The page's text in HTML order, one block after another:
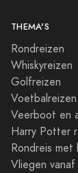
THEMA'S
Rondreizen
Whiskyreizen
Golfreizen
Voetbalreizen
Veerboot en
Harry Potter
Rondreis met
Vliegen vanaf